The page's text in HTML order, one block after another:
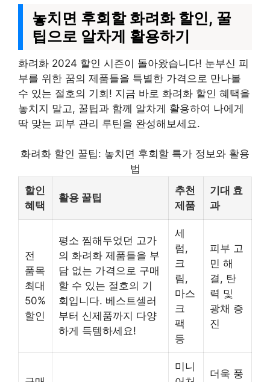
놓치면 후회할 화려화 할인, 꿀
팁으로 알차게 활용하기
화려화 2024 할인 시즌이 돌아왔습니다! 눈부신 피
부를 위한 꿈의 제품들을 특별한 가격으로 만나볼
수 있는 절호의 기회! 지금 바로 화려화 할인 혜택을
놓치지 말고, 꿀팁과 함께 알차게 활용하여 나에게
딱 맞는 피부 관리 루틴을 완성해보세요.
화려화 할인 꿀팁: 놓치면 후회할 특가 정보와 활용
법
할인
혜택
활용 꿀팁
추천
제품
기대 효
과
전
품목
최대
50%
할인
평소 찜해두었던 고가
의 화려화 제품들을 부
담 없는 가격으로 구매
할 수 있는 절호의 기
회입니다. 베스트셀러
부터 신제품까지 다양
하게 득템하세요!
세
럼,
크
림,
마스
크
팩
등
피부 고
민 해
결, 탄
력 및
광채 증
진
미니
더욱 풍